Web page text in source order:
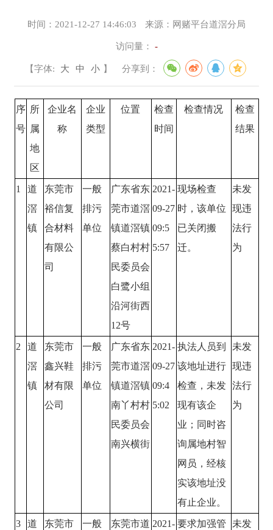
时间： 2021-12-27 14:46:03 来源： 网赌平台道滘分局
访问量： -
【字体: 大 中 小 】 分享到：
序
号
所
属
地
区
企业名
称
企业
类型
位置
检查
时间
检查情况
检查
结果
1
道
滘
镇
东莞市
裕信复
合材料
有限公
司
一般
排污
单位
广东省东
莞市道滘
镇道滘镇
蔡白村村
民委员会
白鹭小组
沿河街西
12号
2021-
09-27
09:5
5:57
现场检查
时，该单位
已关闭搬
迁。
未发
现违
法行
为
2
道
滘
镇
东莞市
鑫兴鞋
材有限
公司
一般
排污
单位
广东省东
莞市道滘
镇道滘镇
南丫村村
民委员会
南兴横街
2021-
09-27
09:4
5:02
执法人员到
该地址进行
检查，未发
现有该企
业；同时咨
询属地村智
网员，经核
实该地址没
有止企业。
未发
现违
法行
为
3
道
东莞市
一般
东莞市道 2021- 要求加强管
未发